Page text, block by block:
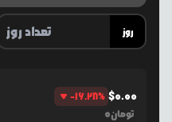
روز
-16.28% $0.00
0تومان